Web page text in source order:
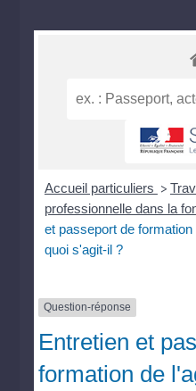
Accueil particuliers >
professionnelle dans la
et passeport de
quoi s'agit-il ?
Question-réponse
Entretien et
formation de